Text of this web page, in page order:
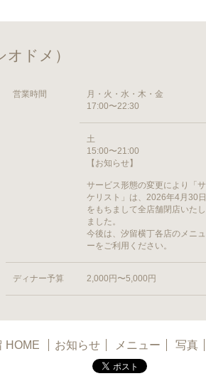
ドメ）
営業時間
月・火・水・木・金
17:00〜22:30
土
15:00〜21:00
【お知らせ】
サービス形態の変更により「サ
ケリスト」は、2026年4月30日
をもちまして全店舗閉店いたし
ました。
今後は、汐留横丁各店のメニュ
ーをご利用ください。
ディナー予算 2,000円〜5,000円
HOME お知らせ メニュー 写真